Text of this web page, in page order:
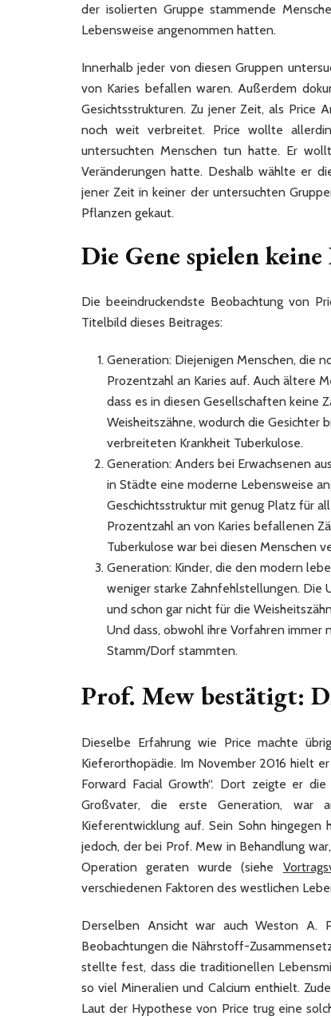
der isolierten Gruppe stammende
Lebensweise angenommen hatten.
Innerhalb jeder von diesen Gruppen
von Karies befallen waren. Außerdem
Gesichtsstrukturen. Zu jener Zeit, als Price
noch weit verbreitet. Price wollte
untersuchten Menschen tun hatte. Er
Veränderungen hatte. Deshalb wählte er
jener Zeit in keiner der untersuchten
Pflanzen gekaut.
Die Gene spielen
Die beeindruckendste Beobachtung von
Titelbild dieses Beitrages:
Generation: Diejenigen Menschen, die
Prozentzahl an Karies auf. Auch ältere
dass es in diesen Gesellschaften keine
Weisheitszähne, wodurch die Gesichter
verbreiteten Krankheit Tuberkulose.
Generation: Anders bei Erwachsenen
in Städte eine moderne Lebensweise
Geschichtsstruktur mit genug Platz für
Prozentzahl an von Karies befallenen
Tuberkulose war bei diesen Menschen
Generation: Kinder, die den modern
weniger starke Zahnfehlstellungen. Die
und schon gar nicht für die
Und dass, obwohl ihre Vorfahren immer
Stamm/Dorf stammten.
Prof. Mew bestätigt:
Dieselbe Erfahrung wie Price machte
Kieferorthopädie. Im November 2016 hielt
Forward Facial Growth“. Dort zeigte er
Großvater, die erste Generation, war
Kieferentwicklung auf. Sein Sohn
jedoch, der bei Prof. Mew in Behandlung
Operation geraten wurde (siehe
verschiedenen Faktoren des westlichen
Derselben Ansicht war auch Weston A.
Beobachtungen die Nährstoff-
stellte fest, dass die traditionellen
so viel Mineralien und Calcium enthielt.
Laut der Hypothese von Price trug eine